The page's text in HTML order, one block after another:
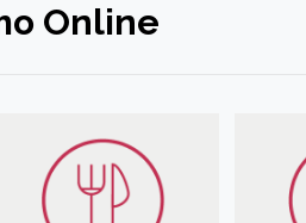
Online